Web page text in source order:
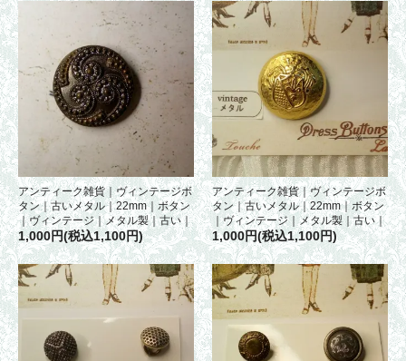
アンティーク雑貨｜ヴィンテージボ
タン｜古いメタル｜22mm｜ボタン
｜ヴィンテージ｜メタル製｜古い｜
1,000円(税込1,100円)
アンティーク雑貨｜ヴィンテージボ
タン｜古いメタル｜22mm｜ボタン
｜ヴィンテージ｜メタル製｜古い｜
1,000円(税込1,100円)